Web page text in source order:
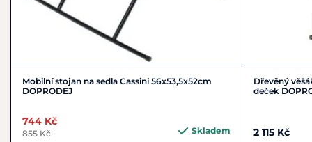
Mobilní stojan na sedla Cassini 56x53,5x52cm
DOPRODEJ
744 Kč
855 Kč Skladem
Dřevěný
deček
2 115 Kč